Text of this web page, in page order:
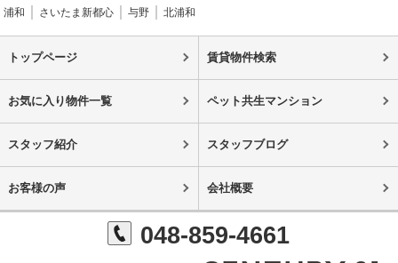
浦和
さいたま新都心 与野 北浦和
トップページ 賃貸物件検索
お気に入り物件一覧 ペット共生マンション
スタッフ紹介 スタッフブログ
お客様の声 会社概要
048-859-4661